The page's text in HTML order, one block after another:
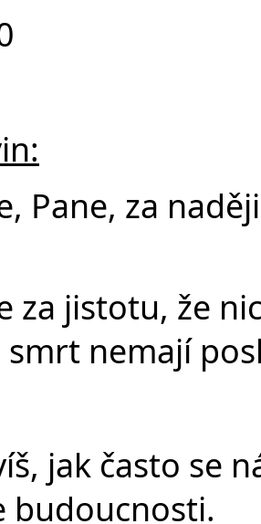
Pane, za
za jistotu, že
nemají
jak často se
budoucnosti.